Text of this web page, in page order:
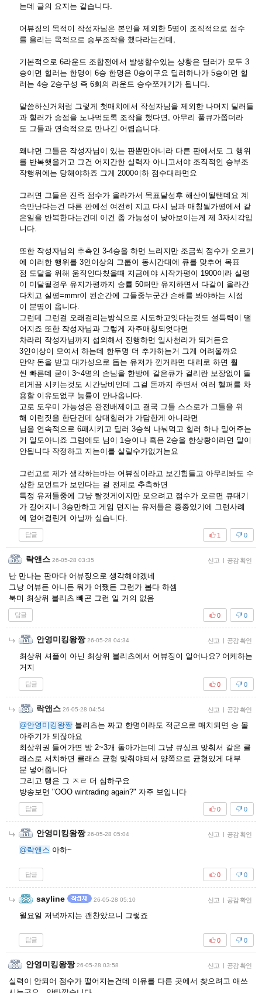
는데 글의 요지는 같습니다.
어뷰징의 목적이 작성자님은 본인을 제외한 5명이 조직적으로 점수
를 올리는 목적으로 승부조작을 했다라는건데,
기본적으로 6라운드 조합전에서 발생할수있는 상황은 딜러가 모두 3
승이면 힐러는 한명이 6승 한명은 0승이구요 딜러하나가 5승이면 힐
러는 4승 2승구성 즉 6회의 라운드 승수쪼개기가 됩니다.
말씀하신거처럼 그렇게 첫매치에서 작성자님을 제외한 나머지 딜러들
과 힐러가 승점을 노나먹도록 조작을 했다면, 아무리 풀큐가쫍더라
도 그들과 연속적으로 만나긴 어렵습니다.
왜냐면 그들은 작성자님이 있는 판뿐만아니라 다른 판에서도 그 행위
를 반복햇을거고 그건 어지간한 실력자 아니고서야 조직적인 승부조
작행위에는 당해야하죠 그게 2000이하 점수대라면요
그러면 그들은 진즉 점수가 올라가서 목표달성후 해산이될탠데요 계
속만난다는건 다른 판에선 여전히 지고 다시 님과 매칭될가평에서 같
은일을 반복한다는건데 이건 좀 가능성이 낮아보이는게 제 3자시각입
니다.
또한 작성자님의 추측인 3-4승을 하면 느리지만 조금씩 점수가 오르기
에 이러한 행위를 3인이상의 그룹이 동시간대에 큐를 맞추어 목표
점 도달을 위해 움직인다쳤을때 지금에야 시작가평이 1900이라 실평
이 미달될경우 유지가평까지 승률 50퍼만 유지하면서 다같이 올라간
다치고 실평=mmr이 된순간에 그들중누군간 손해를 봐야하는 시점
이 분명이 옵니다.
그런데 그런걸 오래걸리는방식으로 시도하고잇다는것도 설득력이 떨
어지죠 또한 작성자님과 그렇게 자주매칭되엇다면
차라리 작성자님까지 섭외해서 진행하면 일사천리가 되거든요
3인이상이 모여서 하는데 한두명 더 추가하는거 그게 어려울까요
만약 돈을 받고 대가성으로 돕는 유저가 낀거라면 대리로 하면 훨
씬 빠른데 굳이 3~4명의 손님을 한방에 같은큐가 걸리란 보장없이 돌
리게끔 시키는것도 시간낭비인데 그걸 돈까지 주면서 여러 헬퍼를 차
용할 이유도없구 능률이 안나옵니다.
고로 도우미 가능성은 완전배제이고 결국 그들 스스로가 그들을 위
해 이런짓을 한단건데 상대힐러가 가담한게 아니라면
님을 연속적으로 6패시키고 딜러 3승씩 나눠먹고 힐러 하나 밀어주는
거 일도아니죠 그럼에도 님이 1승이나 혹은 2승을 한상황이라면 말이
안됩니다 작정하고 지는이를 살릴수가없거는요
그런고로 제가 생각하는바는 어뷰징이라고 보긴힘들고 아무리봐도 수
상한 모먼트가 보인다는 걸 전제로 추측하면
특정 유저들중에 그냥 탈것게이지만 모으려고 점수가 오르면 큐대기
가 길어지니 3승만하고 게임 던지는 유저들은 종종있기에 그런사례
에 얻어걸린게 아닐까 싶습니다.
답글 0
1
락앤스 26-05-28 03:35 신고 | 공감 확인
난 만나는 판마다 어뷰징으로 생각해야겠네
그냥 어뷰든 아니든 뭐가 어쨌든 그런가 봅다 하셈
북미 최상위 블리츠 빼곤 그런 일 거의 없음
답글 0
0
안영미킹왕짱 26-05-28 04:34 신고 | 공감 확인
최상위 셔플이 아닌 최상위 블리츠에서 어뷰징이 일어나요? 어케하는
거지
답글 0
0
락앤스 26-05-28 04:54 신고 | 공감 확인
@안영미킹왕짱 블리츠는 짜고 한명이라도 적군으로 매치되면 승 몰
아주기가 되잖아요
최상위권 들어가면 방 2~3개 돌아가는데 그냥 큐싱크 맞춰서 같은 클
래스로 서치하면 클래스 균형 맞춰야되서 양쪽으로 균형있게 대부
분 넣어줍니다
그리고 탱은 그 ㅈㄹ 더 심하구요
방송보면 "OOO wintrading again?" 자주 보입니다
답글 0
0
안영미킹왕짱 26-05-28 05:04 신고 | 공감 확인
@락앤스 아하~
답글 0
0
sayline 26-05-28 05:10 신고 | 공감 확인
월요일 저녁까지는 괜찬았으니 그렇죠
답글 0
0
안영미킹왕짱 26-05-28 03:58 신고 | 공감 확인
실력이 안되어 점수가 떨어지는건데 이유를 다른 곳에서 찾으려고 애쓰